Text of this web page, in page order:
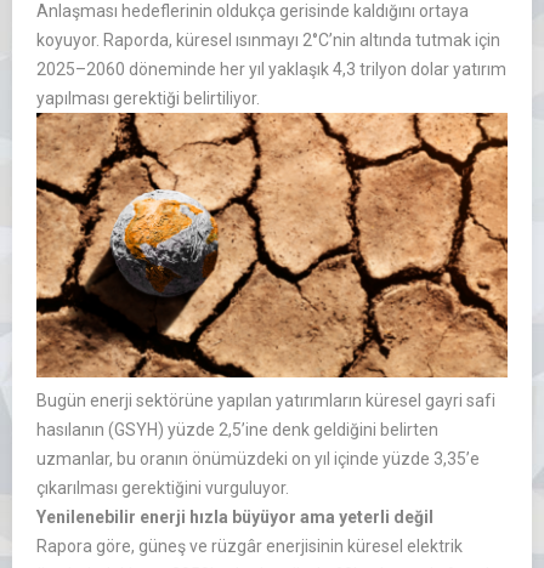
Anlaşması hedeflerinin oldukça gerisinde kaldığını ortaya
koyuyor. Raporda, küresel ısınmayı 2°C’nin altında tutmak için
2025–2060 döneminde her yıl yaklaşık 4,3 trilyon dolar yatırım
yapılması gerektiği belirtiliyor.
Bugün enerji sektörüne yapılan yatırımların küresel gayri safi
hasılanın (GSYH) yüzde 2,5’ine denk geldiğini belirten
uzmanlar, bu oranın önümüzdeki on yıl içinde yüzde 3,35’e
çıkarılması gerektiğini vurguluyor.
Yenilenebilir enerji hızla büyüyor ama yeterli değil
Rapora göre, güneş ve rüzgâr enerjisinin küresel elektrik